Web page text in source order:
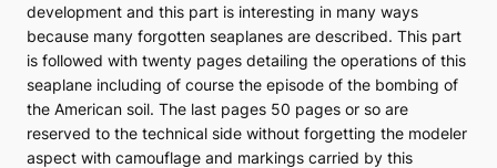
development and this part is interesting in many ways
because many forgotten seaplanes are described. This part
is followed with twenty pages detailing the operations of this
seaplane including of course the episode of the bombing of
the American soil. The last pages 50 pages or so are
reserved to the technical side without forgetting the modeler
aspect with camouflage and markings carried by this